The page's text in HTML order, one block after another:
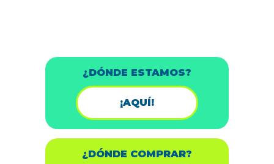
¿DÓNDE ESTAMOS?
¡AQUÍ!
¿DÓNDE COMPRAR?